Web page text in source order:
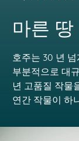
마른 땅
호주는 30 년
부분적으로 대
년 고품질 작물
연간 작물이 하